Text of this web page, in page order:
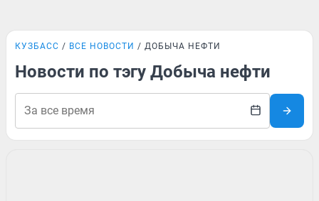
КУЗБАСС ВСЕ НОВОСТИ ДОБЫЧА НЕФТИ
Новости по тэгу Добыча нефти